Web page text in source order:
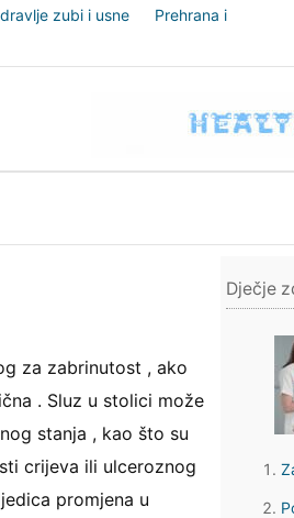
zubi i usne
Prehrana i
za zabrinutost , ako
. Sluz u stolici može
stanja , kao što su
crijeva ili ulceroznog
promjena u
Dječje